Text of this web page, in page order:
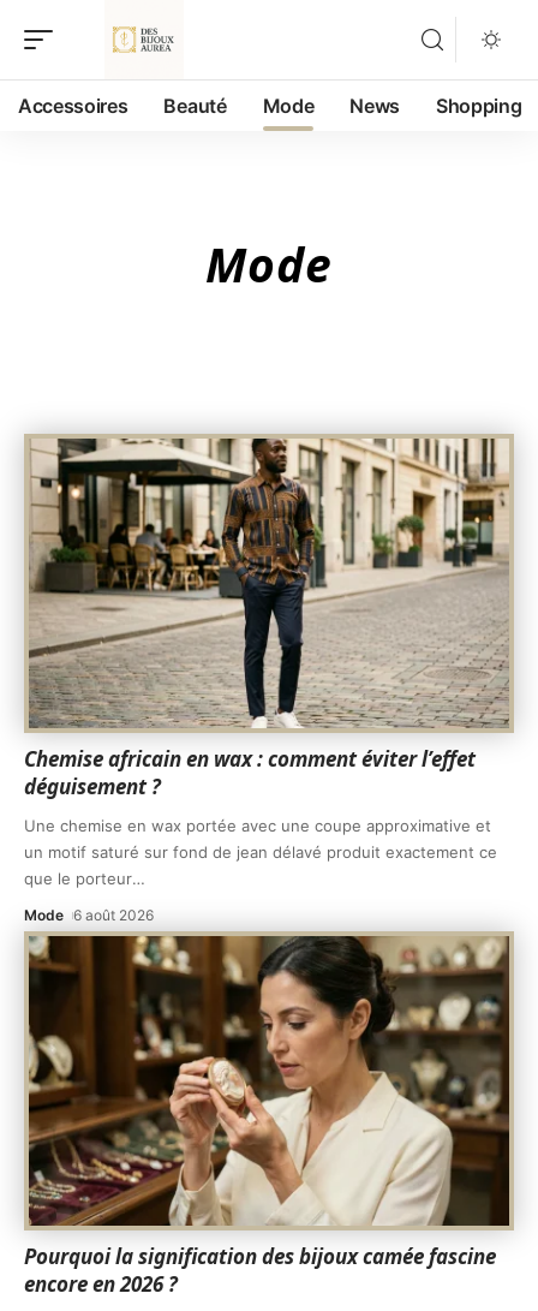
Accessoires Beauté Mode News Shopping
Mode
Chemise africain en wax : comment éviter l’effet
déguisement ?
Une chemise en wax portée avec une coupe approximative et
un motif saturé sur fond de jean délavé produit exactement ce
que le porteur…
Mode 6 août 2026
Pourquoi la signification des bijoux camée fascine
encore en 2026 ?